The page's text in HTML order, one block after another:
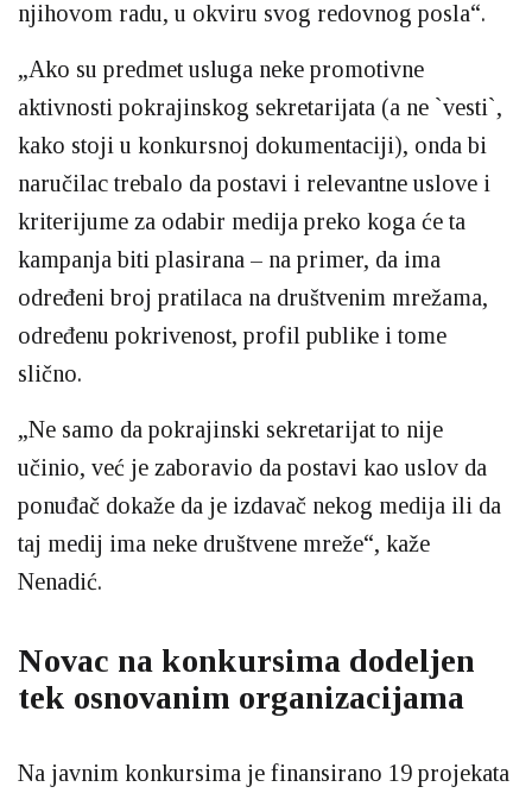
njihovom radu, u okviru svog redovnog posla“.
„Ako su predmet usluga neke promotivne
aktivnosti pokrajinskog sekretarijata (a ne `vesti`,
kako stoji u konkursnoj dokumentaciji), onda bi
naručilac trebalo da postavi i relevantne uslove i
kriterijume za odabir medija preko koga će ta
kampanja biti plasirana – na primer, da ima
određeni broj pratilaca na društvenim mrežama,
određenu pokrivenost, profil publike i tome
slično.
„Ne samo da pokrajinski sekretarijat to nije
učinio, već je zaboravio da postavi kao uslov da
ponuđač dokaže da je izdavač nekog medija ili da
taj medij ima neke društvene mreže“, kaže
Nenadić.
Novac na konkursima dodeljen
tek osnovanim organizacijama
Na javnim konkursima je finansirano 19 projekata